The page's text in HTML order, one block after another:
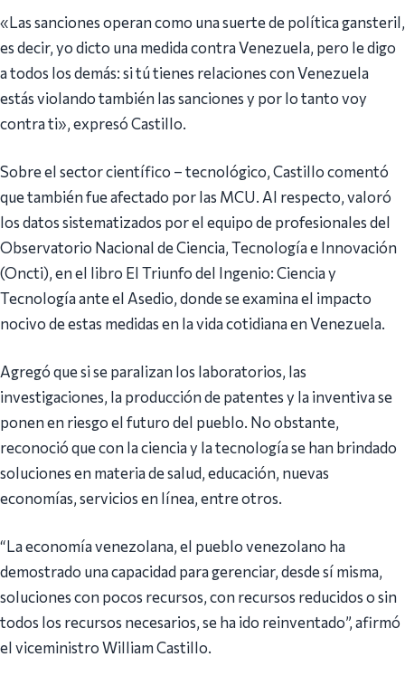
«Las sanciones operan como una suerte de política gansteril,
es decir, yo dicto una medida contra Venezuela, pero le digo
a todos los demás: si tú tienes relaciones con Venezuela
estás violando también las sanciones y por lo tanto voy
contra ti», expresó Castillo.
Sobre el sector científico – tecnológico, Castillo comentó
que también fue afectado por las MCU. Al respecto, valoró
los datos sistematizados por el equipo de profesionales del
Observatorio Nacional de Ciencia, Tecnología e Innovación
(Oncti), en el libro El Triunfo del Ingenio: Ciencia y
Tecnología ante el Asedio, donde se examina el impacto
nocivo de estas medidas en la vida cotidiana en Venezuela.
Agregó que si se paralizan los laboratorios, las
investigaciones, la producción de patentes y la inventiva se
ponen en riesgo el futuro del pueblo. No obstante,
reconoció que con la ciencia y la tecnología se han brindado
soluciones en materia de salud, educación, nuevas
economías, servicios en línea, entre otros.
“La economía venezolana, el pueblo venezolano ha
demostrado una capacidad para gerenciar, desde sí misma,
soluciones con pocos recursos, con recursos reducidos o sin
todos los recursos necesarios, se ha ido reinventado”, afirmó
el viceministro William Castillo.